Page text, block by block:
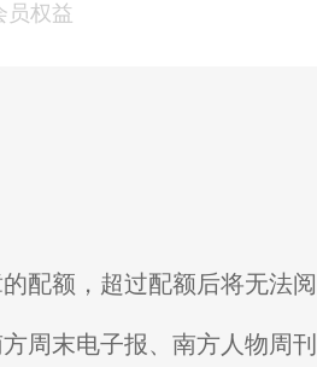
权益
配额，超过配额后将无法
周末电子报、南方人物周